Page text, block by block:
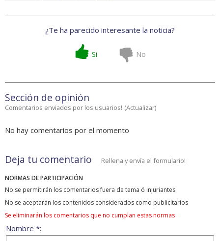
¿Te ha parecido interesante la noticia?
Si No
Sección de opinión
Comentarios enviados por los usuarios! (Actualizar)
No hay comentarios por el momento
Deja tu comentario Rellena y envía el formulario!
NORMAS DE PARTICIPACIÓN
No se permitirán los comentarios fuera de tema ó injuriantes
No se aceptarán los contenidos considerados como publicitarios
Se eliminarán los comentarios que no cumplan estas normas
Nombre *: